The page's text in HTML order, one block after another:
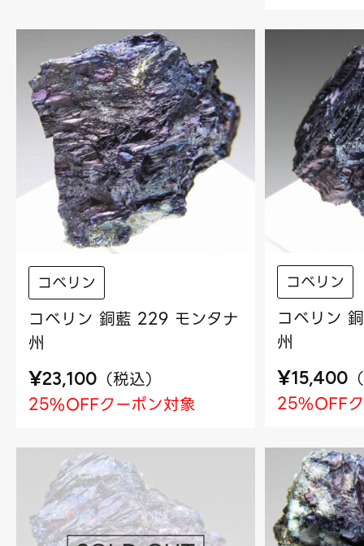
コベリン
コベリン 銅藍 229 モンタナ
州
¥23,100 （税込）
25%OFFクーポン対象
コベリン
コベリン
州
¥15,400 （
25%OFF